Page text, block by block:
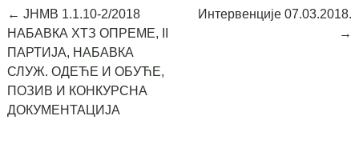
Post
navigation
← ЈНМВ 1.1.10-2/2018
НАБАВКА ХТЗ ОПРЕМЕ, II
ПАРТИЈА, НАБАВКА
СЛУЖ. ОДЕЋЕ И ОБУЋЕ,
ПОЗИВ И КОНКУРСНА
ДОКУМЕНТАЦИЈА
Интервенције 07.03.2018.
→